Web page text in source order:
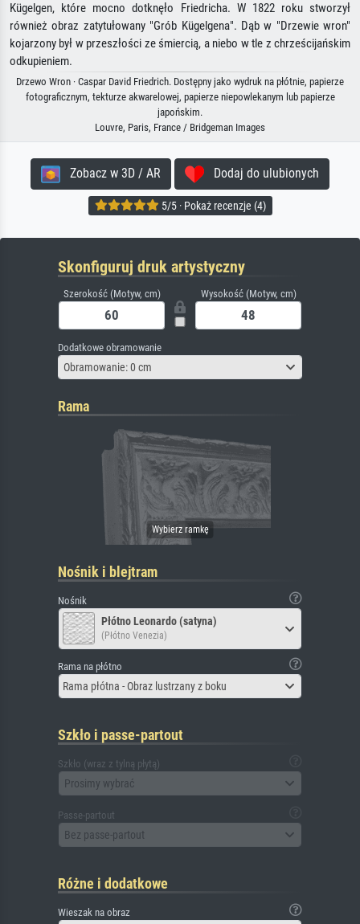
Kügelgen, które mocno dotknęło Friedricha. W 1822 roku stworzył
również obraz zatytułowany "Grób Kügelgena". Dąb w "Drzewie wron"
kojarzony był w przeszłości ze śmiercią, a niebo w tle z chrześcijańskim
odkupieniem.
Drzewo Wron · Caspar David Friedrich. Dostępny jako wydruk na płótnie, papierze
fotograficznym, tekturze akwarelowej, papierze niepowlekanym lub papierze
japońskim.
Louvre, Paris, France / Bridgeman Images
Zobacz w 3D / AR Dodaj do ulubionych
5/5 · Pokaż recenzje (4)
Skonfiguruj druk artystyczny
Szerokość (Motyw, cm) Wysokość (Motyw, cm)
Dodatkowe obramowanie
Obramowanie: 0 cm
Rama
Nośnik i blejtram
Nośnik
Płótno Leonardo (satyna)
(Płótno Venezia)
Rama na płótno
Rama płótna - Obraz lustrzany z boku
Szkło i passe-partout
Szkło (wraz z tylną płytą)
Prosimy wybrać
Passe-partout
Bez passe-partout
Różne i dodatkowe
Wieszak na obraz